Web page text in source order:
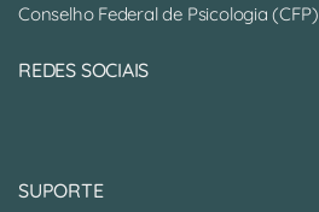
Conselho Federal de Psicologia (CFP)
REDES SOCIAIS
SUPORTE